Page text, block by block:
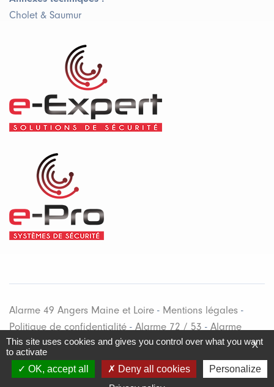
Cholet & Saumur
Alarme 49 Angers Maine et Loire - Mentions légales -
Politique de confidentialité - Alarme 72 / 53 - Alarme
Cholet-Automatisation-Coffre-fort & Armoire
Alarme 49, installateur de systèmes d'alarme maison,
appartement, locaux d'entreprises - Télésurveillance -
X
This site uses cookies and gives you control over what you want
to activate
OK, accept all
Deny all cookies
Personalize